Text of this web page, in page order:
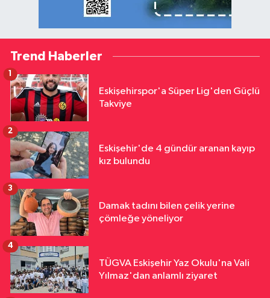
Trend Haberler
Eskişehirspor'a Süper Lig'den Güçlü
Takviye
1
Eskişehir'de 4 gündür aranan kayıp
kız bulundu
2
Damak tadını bilen çelik yerine
çömleğe yöneliyor
3
TÜGVA Eskişehir Yaz Okulu'na Vali
Yılmaz'dan anlamlı ziyaret
4